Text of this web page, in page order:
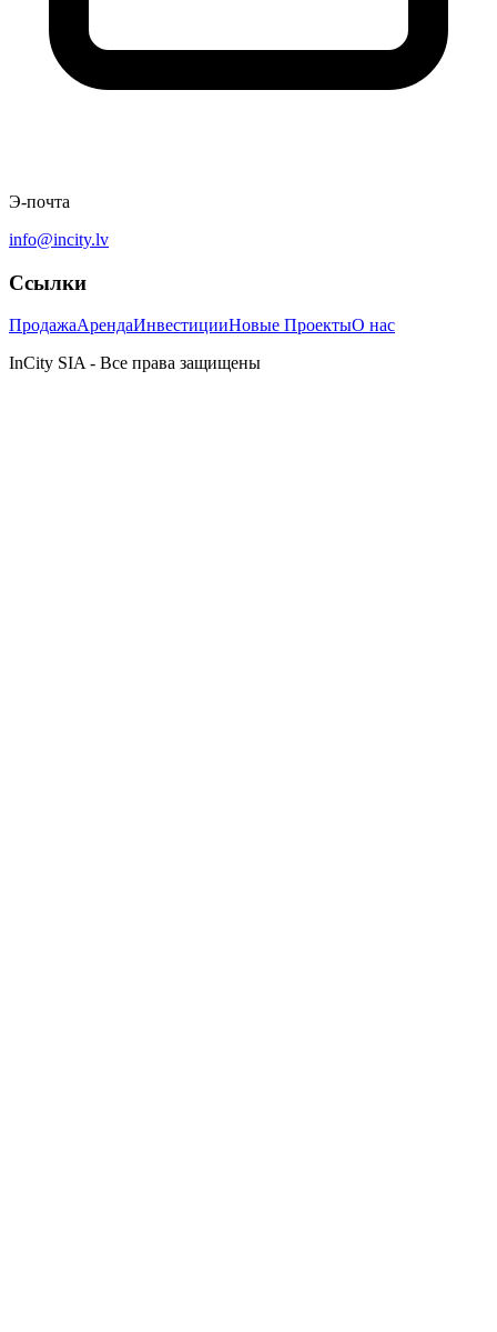
Э-почта
info@incity.lv
Ссылки
ПродажаАрендаИнвестицииНовые ПроектыО нас
InCity SIA - Все права защищены